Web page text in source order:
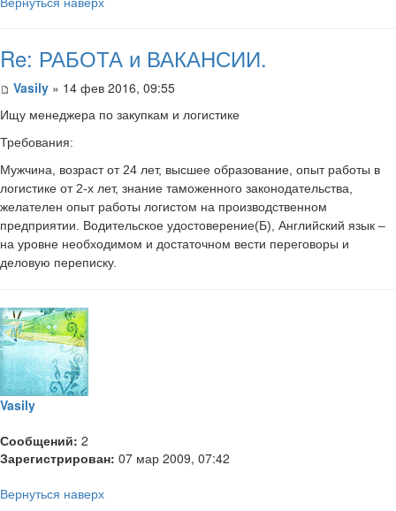
Re: РАБОТА и ВАКАНСИИ.
Vasily » 14 фев 2016, 09:55
Ищу менеджера по закупкам и логистике
Требования:
Мужчина, возраст от 24 лет, высшее образование, опыт работы в
логистике от 2-х лет, знание таможенного законодательства,
желателен опыт работы логистом на производственном
предприятии. Водительское удостоверение(Б), Английский язык –
на уровне необходимом и достаточном вести переговоры и
деловую переписку.
Vasily
Сообщений: 2
Зарегистрирован: 07 мар 2009, 07:42
Вернуться наверх